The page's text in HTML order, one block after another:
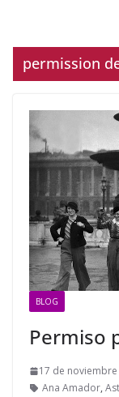
permission
BLOG
Permiso
17 de
Ana Amador,